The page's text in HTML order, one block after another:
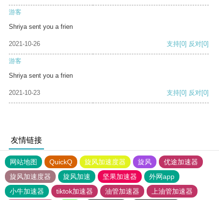
游客
Shriya sent you a frien
2021-10-26 支持[0] 反对[0]
游客
Shriya sent you a frien
2021-10-23 支持[0] 反对[0]
友情链接
网站地图 QuickQ 旋风加速度器 旋风
优途加速器
旋风加速度器
旋风加速 坚果加速器
外网app
小牛加速器
tiktok加速器 油管加速器 上油管加速器